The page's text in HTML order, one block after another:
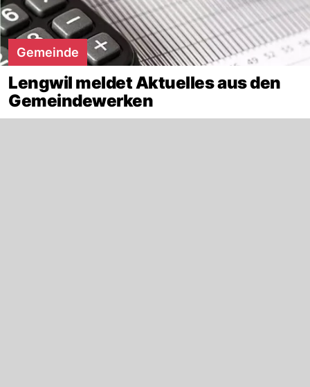
Gemeinde
Lengwil meldet Aktuelles aus den
Gemeindewerken